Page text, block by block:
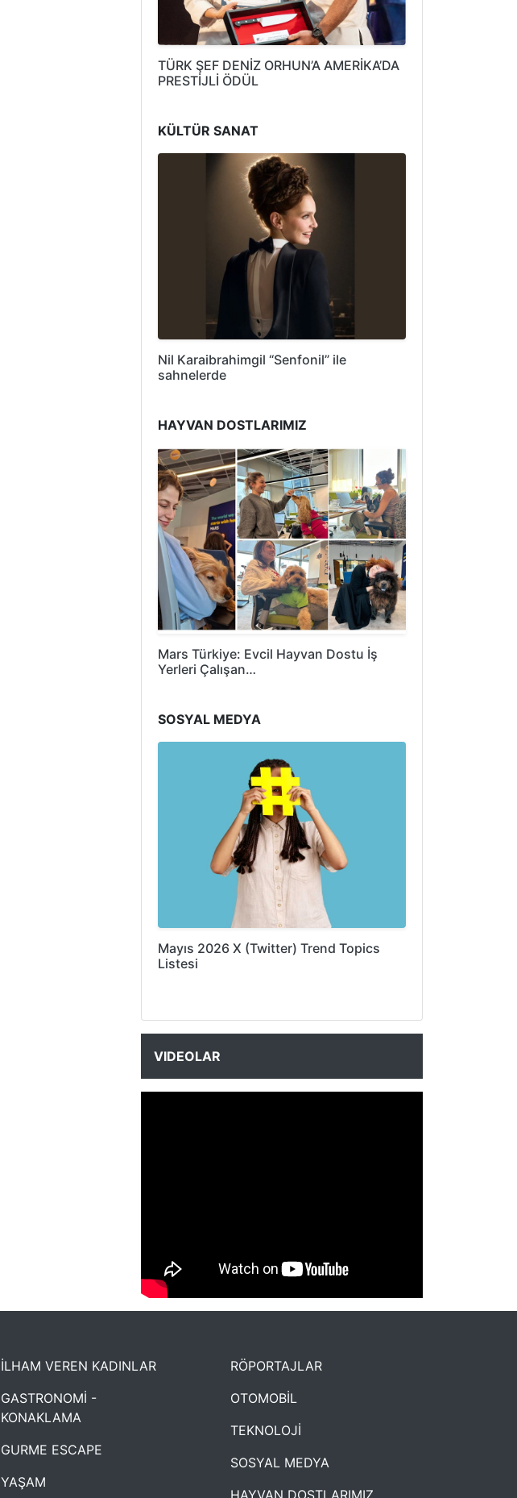
TÜRK ŞEF DENİZ ORHUN’A AMERİKA’DA
PRESTİJLİ ÖDÜL
KÜLTÜR SANAT
Nil Karaibrahimgil “Senfonil” ile
sahnelerde
HAYVAN DOSTLARIMIZ
Mars Türkiye: Evcil Hayvan Dostu İş
Yerleri Çalışan…
SOSYAL MEDYA
Mayıs 2026 X (Twitter) Trend Topics
Listesi
VIDEOLAR
NYXmag 2. Yaş Kutlama Etkinliği
İLHAM VEREN KADINLAR
GASTRONOMİ -
KONAKLAMA
GURME ESCAPE
YAŞAM
RÖPORTAJLAR
OTOMOBİL
TEKNOLOJİ
SOSYAL MEDYA
HAYVAN DOSTLARIMIZ